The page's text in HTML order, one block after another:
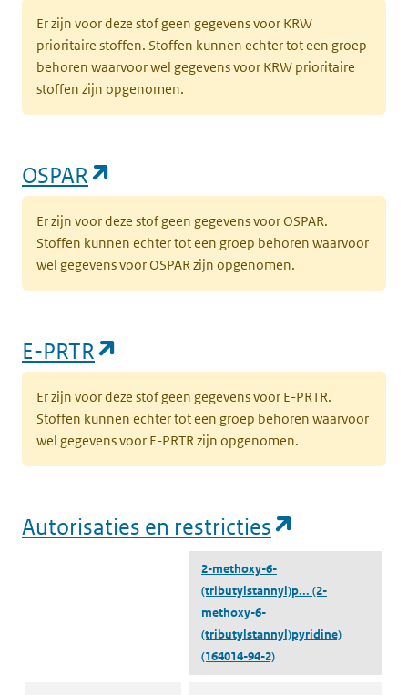
Er zijn voor deze stof geen gegevens voor KRW
prioritaire stoffen. Stoffen kunnen echter tot een groep
behoren waarvoor wel gegevens voor KRW prioritaire
stoffen zijn opgenomen.
OSPAR
Er zijn voor deze stof geen gegevens voor OSPAR.
Stoffen kunnen echter tot een groep behoren waarvoor
wel gegevens voor OSPAR zijn opgenomen.
E-PRTR
Er zijn voor deze stof geen gegevens voor E-PRTR.
Stoffen kunnen echter tot een groep behoren waarvoor
wel gegevens voor E-PRTR zijn opgenomen.
Autorisaties en restricties
2-methoxy-6-
(tributylstannyl)p... (2-
methoxy-6-
(tributylstannyl)pyridine)
(164014-94-2)